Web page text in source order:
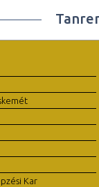
Kar